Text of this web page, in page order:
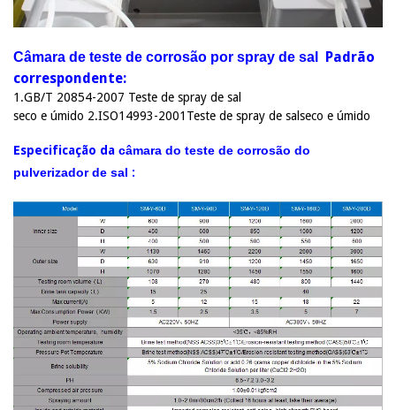
Câmara de teste de corrosão por spray de sal
Padrão
correspondente:
1.GB/T 20854-2007 Teste de spray de sal
seco e úmido 2.ISO14993-2001 Teste de spray de sal seco e úmido
Especificação da câmara do teste de corrosão do
pulverizador de sal :